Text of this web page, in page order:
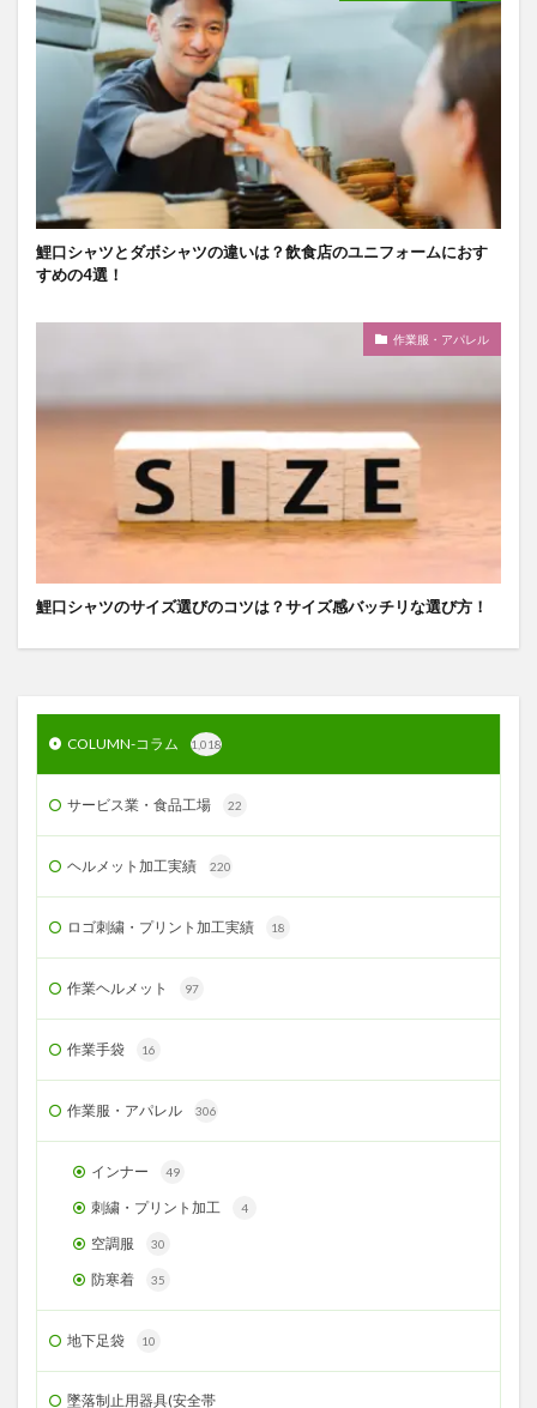
鯉口シャツとダボシャツの違いは？飲食店のユニフォームにおす
すめの4選！
作業服・アパレル
鯉口シャツのサイズ選びのコツは？サイズ感バッチリな選び方！
COLUMN-コラム 1,018
サービス業・食品工場 22
ヘルメット加工実績 220
ロゴ刺繍・プリント加工実績 18
作業ヘルメット 97
作業手袋 16
作業服・アパレル 306
インナー 49
刺繍・プリント加工 4
空調服 30
防寒着 35
地下足袋 10
墜落制止用器具(安全帯